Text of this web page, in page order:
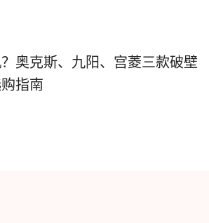
奥克斯、九阳、宫菱三款破壁
指南